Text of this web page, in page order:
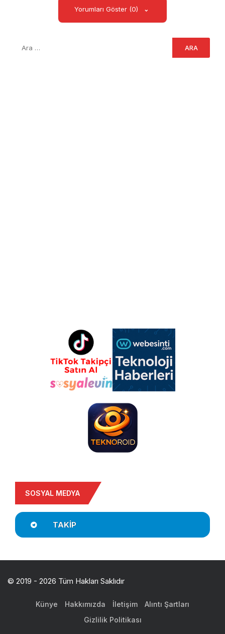
Yorumları Göster (0)
SOSYAL MEDYA
TAKIP
© 2019 - 2026 Tüm Hakları Saklıdır
Künye Hakkımızda İletişim
Alıntı Şartları
Gizlilik Politikası